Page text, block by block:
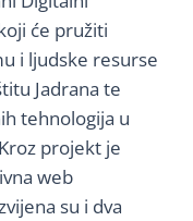
će pružiti
i ljudske resurse
Jadrana te
tehnologija u
projekt je
web
su i dva